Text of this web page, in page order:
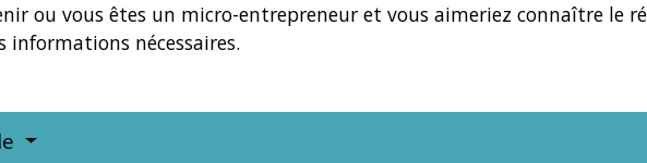
ou vous êtes un micro-entrepreneur et vous aimeriez connaître le
informations nécessaires.